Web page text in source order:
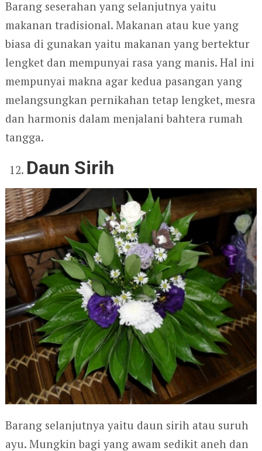
Barang seserahan yang selanjutnya yaitu
makanan tradisional. Makanan atau kue yang
biasa di gunakan yaitu makanan yang bertektur
lengket dan mempunyai rasa yang manis. Hal ini
mempunyai makna agar kedua pasangan yang
melangsungkan pernikahan tetap lengket, mesra
dan harmonis dalam menjalani bahtera rumah
tangga.
Daun Sirih
Barang selanjutnya yaitu daun sirih atau suruh
ayu. Mungkin bagi yang awam sedikit aneh dan